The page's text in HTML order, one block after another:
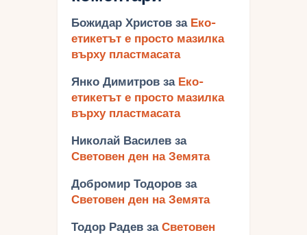
Божидар Христов за Еко-
етикетът е просто мазилка
върху пластмасата
Янко Димитров за Еко-
етикетът е просто мазилка
върху пластмасата
Николай Василев за
Световен ден на Земята
Добромир Тодоров за
Световен ден на Земята
Тодор Радев за Световен